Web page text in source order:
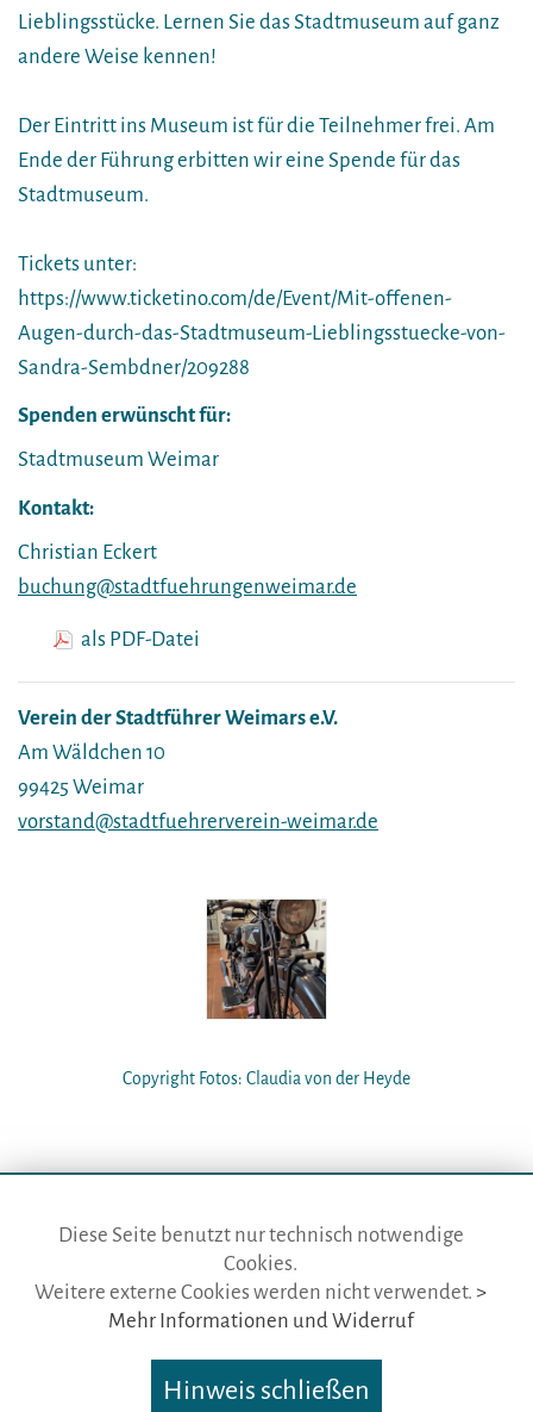
Lieblingsstücke. Lernen Sie das Stadtmuseum auf ganz
andere Weise kennen!
Der Eintritt ins Museum ist für die Teilnehmer frei. Am
Ende der Führung erbitten wir eine Spende für das
Stadtmuseum.
Tickets unter:
https://www.ticketino.com/de/Event/Mit-offenen-
Augen-durch-das-Stadtmuseum-Lieblingsstuecke-von-
Sandra-Sembdner/209288
Spenden erwünscht für:
Stadtmuseum Weimar
Kontakt:
Christian Eckert
buchung@stadtfuehrungenweimar.de
als PDF-Datei
Verein der Stadtführer Weimars e.V.
Am Wäldchen 10
99425 Weimar
vorstand@stadtfuehrerverein-weimar.de
Copyright Fotos: Claudia von der Heyde
die gästeführer · vertr. durch BVGD · Gustav-Adolf-Str. 33 · D-90439
Nutzungsbedingungen · Impressum · Datenschutz
Diese Seite benutzt nur technisch notwendige
Cookies.
Weitere externe Cookies werden nicht verwendet. >
Mehr Informationen und Widerruf
Hinweis schließen